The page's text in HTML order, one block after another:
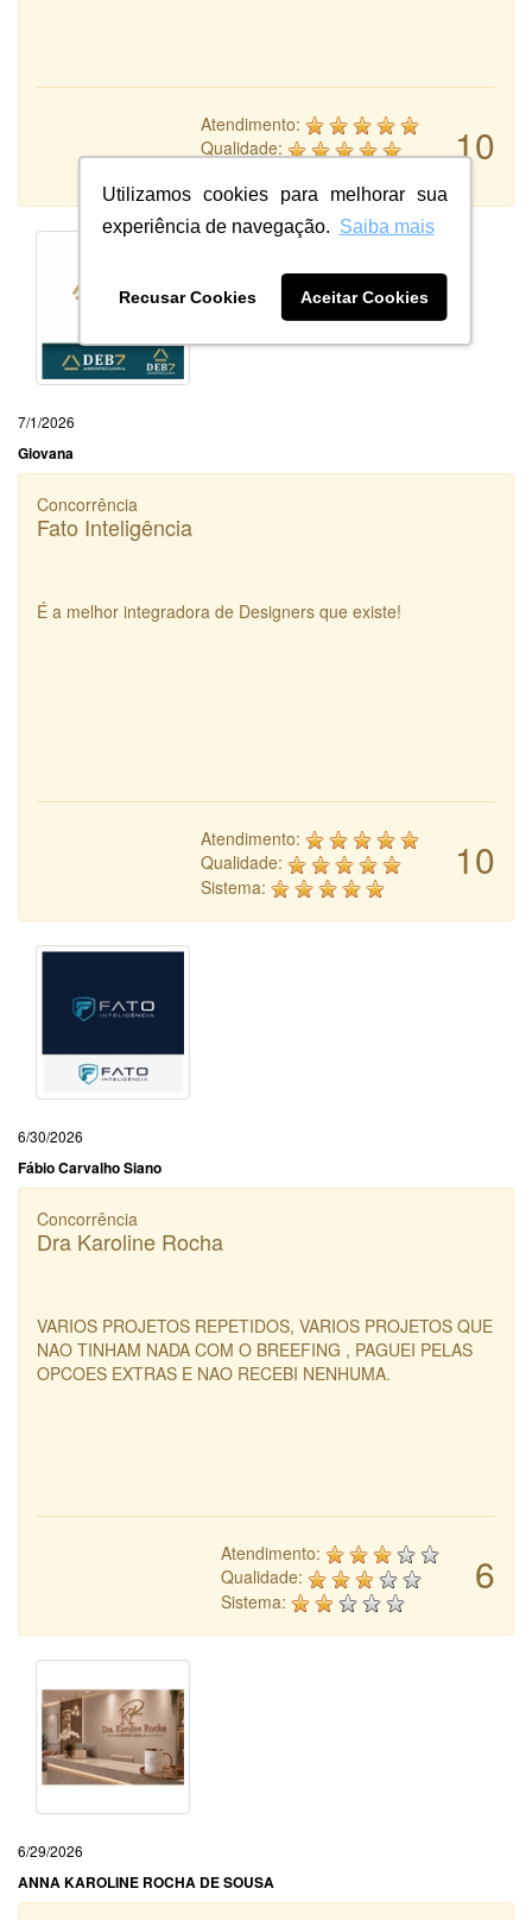
Utilizamos cookies para melhorar sua
experiência de navegação. Saiba mais
Recusar Cookies Aceitar Cookies
10
Atendimento:
Qualidade:
7/1/2026
Giovana
Concorrência
Fato Inteligência
É a melhor integradora de Designers que existe!
10
Atendimento:
Qualidade:
Sistema:
6/30/2026
Fábio Carvalho Siano
Concorrência
Dra Karoline Rocha
VARIOS PROJETOS REPETIDOS, VARIOS PROJETOS QUE
NAO TINHAM NADA COM O BREEFING , PAGUEI PELAS
OPCOES EXTRAS E NAO RECEBI NENHUMA.
6
Atendimento:
Qualidade:
Sistema:
6/29/2026
ANNA KAROLINE ROCHA DE SOUSA